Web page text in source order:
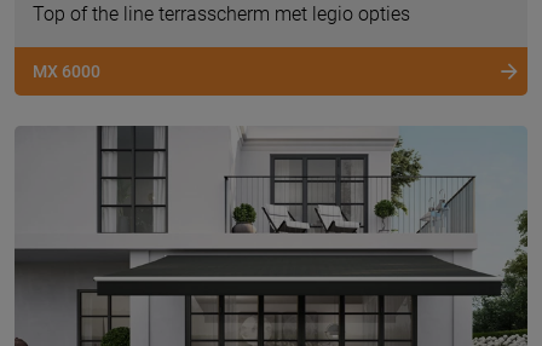
Top of the line terrasscherm met legio opties
MX 6000